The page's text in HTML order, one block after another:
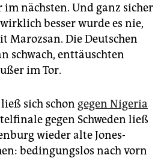
im nächsten. Und ganz sicher
besser wurde es nie,
Marozsan. Die Deutschen
schwach, enttäuschten
im Tor.
sich schon gegen Nigeria
gegen Schweden ließ
wieder alte Jones-
bedingungslos nach vorn